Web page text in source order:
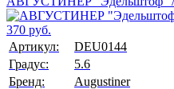
370 руб.
Артикул:
DEU0144
Градус:
5.6
Бренд:
Augustiner